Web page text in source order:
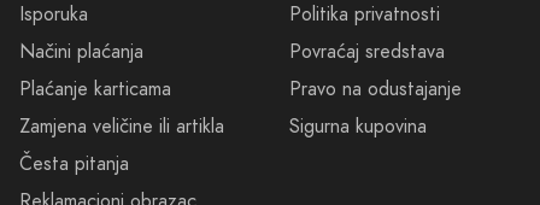
udahom.
Jedinstveni mirisi. Beskrajna elegancija. Lacoste parfemi - vaša tajna
Isporuka
Načini plaćanja
Plaćanje karticama
Zamjena veličine ili artikla
Česta pitanja
Politika privatnosti
Povraćaj sredstava
Pravo na odustajanje
Sigurna kupovina